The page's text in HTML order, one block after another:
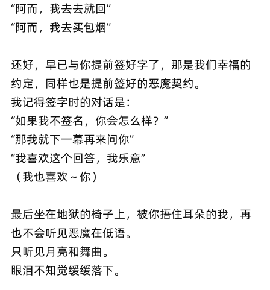
“阿而，我去去就回”
“阿而，我去买包烟”
还好，早已与你提前签好字了，那是我们幸福的
约定，同样也是提前签好的恶魔契约。
我记得签字时的对话是：
“如果我不签名，你会怎么样？”
“那我就下一幕再来问你”
“我喜欢这个回答，我乐意”
（我也喜欢～你）
最后坐在地狱的椅子上，被你捂住耳朵的我，再
也不会听见恶魔在低语。
只听见月亮和舞曲。
眼泪不知觉缓缓落下。